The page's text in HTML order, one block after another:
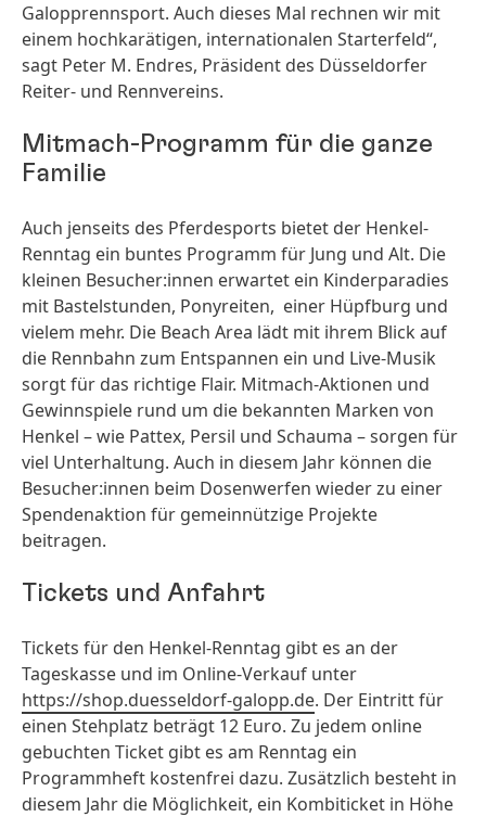
Galopprennsport. Auch dieses Mal rechnen wir mit
einem hochkarätigen, internationalen Starterfeld“,
sagt Peter M. Endres, Präsident des Düsseldorfer
Reiter- und Rennvereins.
Mitmach-Programm für die ganze
Familie
Auch jenseits des Pferdesports bietet der Henkel-
Renntag ein buntes Programm für Jung und Alt. Die
kleinen Besucher:innen erwartet ein Kinderparadies
mit Bastelstunden, Ponyreiten, einer Hüpfburg und
vielem mehr. Die Beach Area lädt mit ihrem Blick auf
die Rennbahn zum Entspannen ein und Live-Musik
sorgt für das richtige Flair. Mitmach-Aktionen und
Gewinnspiele rund um die bekannten Marken von
Henkel – wie Pattex, Persil und Schauma – sorgen für
viel Unterhaltung. Auch in diesem Jahr können die
Besucher:innen beim Dosenwerfen wieder zu einer
Spendenaktion für gemeinnützige Projekte
beitragen.
Tickets und Anfahrt
Tickets für den Henkel-Renntag gibt es an der
Tageskasse und im Online-Verkauf unter
https://shop.duesseldorf-galopp.de. Der Eintritt für
einen Stehplatz beträgt 12 Euro. Zu jedem online
gebuchten Ticket gibt es am Renntag ein
Programmheft kostenfrei dazu. Zusätzlich besteht in
diesem Jahr die Möglichkeit, ein Kombiticket in Höhe